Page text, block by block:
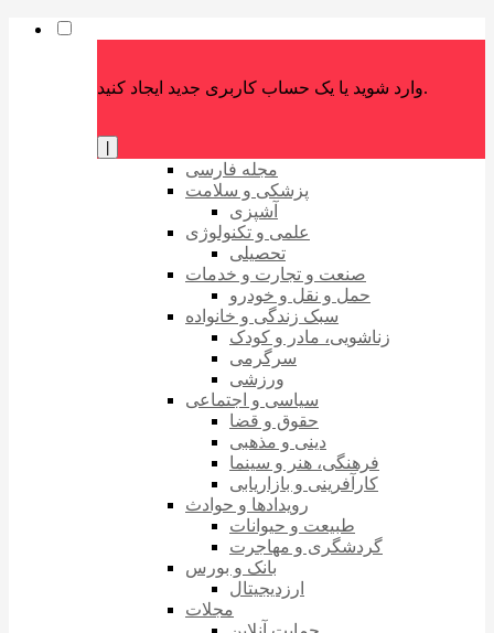
وارد شوید یا یک حساب کاربری جدید ایجاد کنید.
مجله فارسی
پزشکی و سلامت
آشپزی
علمی و تکنولوژی
تحصیلی
صنعت و تجارت و خدمات
حمل و نقل و خودرو
سبک زندگی و خانواده
زناشویی، مادر و کودک
سرگرمی
ورزشی
سیاسی و اجتماعی
حقوق و قضا
دینی و مذهبی
فرهنگی، هنر و سینما
کارآفرینی و بازاریابی
رویدادها و حوادث
طبیعت و حیوانات
گردشگری و مهاجرت
بانک و بورس
ارزدیجیتال
مجلات